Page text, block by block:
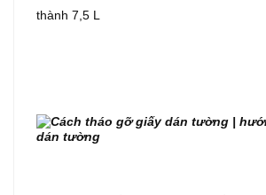
thành 7,5 L